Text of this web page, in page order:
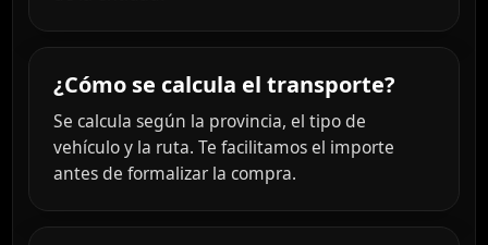
¿Cómo se calcula el transporte?
Se calcula según la provincia, el tipo de
vehículo y la ruta. Te facilitamos el importe
antes de formalizar la compra.